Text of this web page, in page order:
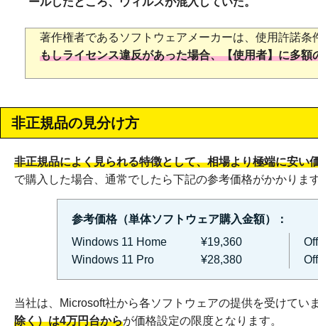
著作権者であるソフトウェアメーカーは、使用許諾
もしライセンス違反があった場合、【使用者】に多
非正規品の見分け方
非正規品によく見られる特徴として、相場より極端に安い
で購入した場合、通常でしたら下記の参考価格がかかりま
参考価格（単体ソフトウェア購入金額）：
Windows 11 Home
¥19,360
Windows 11 Pro
¥28,380
当社は、Microsoft社から各ソフトウェアの提供を受けてい
除く）は4万円台からが価格設定の限度となります。